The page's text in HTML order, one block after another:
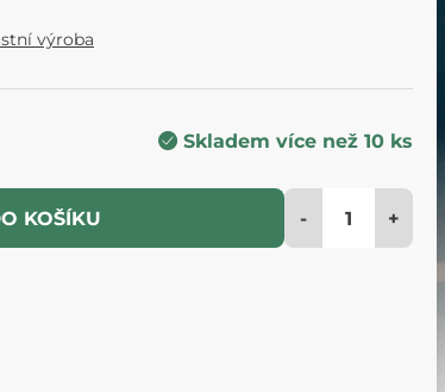
výroba
Skladem více než 10 ks
KOŠÍKU - +